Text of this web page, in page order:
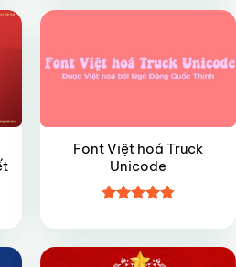
Font Việt hoá Truck
Unicode
hạng4.85